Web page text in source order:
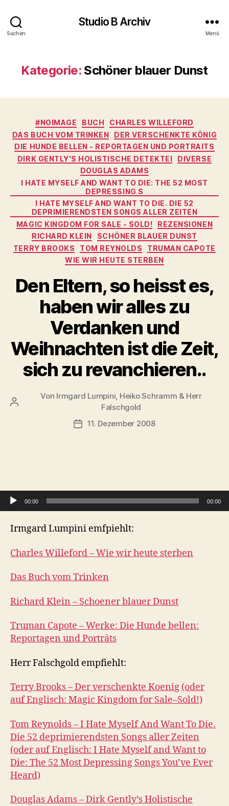
Suchen
Studio B Archiv
Menü
Kategorie: Schöner blauer Dunst
Kategorien
#NOIMAGE BUCH
CHARLES WILLEFORD
DAS BUCH VOM TRINKEN
DER VERSCHENKTE KÖNIG
DIE HUNDE BELLEN - REPORTAGEN UND PORTRAITS
DIRK GENTLY'S HOLISTISCHE DETEKTEI
DIVERSE
DOUGLAS ADAMS
I HATE MYSELF AND WANT TO DIE: THE 52 MOST
DEPRESSING S
I HATE MYSELF AND WANT TO DIE. DIE 52
DEPRIMIERENDSTEN SONGS ALLER ZEITEN
MAGIC KINGDOM FOR SALE - SOLD!
REZENSIONEN
RICHARD KLEIN
SCHÖNER BLAUER DUNST
TERRY BROOKS
TOM REYNOLDS
TRUMAN CAPOTE
WIE WIR HEUTE STERBEN
Den Eltern, so heisst es,
haben wir alles zu
Verdanken und
Weihnachten ist die Zeit,
sich zu revanchieren..
Beitragsautor
Von Irmgard Lumpini, Heiko Schramm & Herr
Falschgold
Veröffentlichungsdatum
11. Dezember 2008
00:00 00:00
Irmgard Lumpini emfpiehlt:
Charles Willeford – Wie wir heute sterben
Das Buch vom Trinken
Richard Klein – Schoener blauer Dunst
Truman Capote – Werke: Die Hunde bellen:
Reportagen und Porträts
Herr Falschgold empfiehlt:
Terry Brooks – Der verschenkte Koenig (oder
auf Englisch: Magic Kingdom for Sale–Sold!)
Tom Reynolds – I Hate Myself And Want To Die.
Die 52 deprimierendsten Songs aller Zeiten
(oder auf Englisch: I Hate Myself and Want to
Die: The 52 Most Depressing Songs You’ve Ever
Heard)
Douglas Adams – Dirk Gently’s Holistische